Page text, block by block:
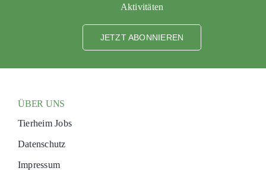
Aktivitäten
JETZT ABONNIEREN
ÜBER UNS
Tierheim Jobs
Datenschutz
Impressum